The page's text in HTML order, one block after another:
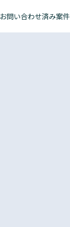
お問い合わせ済み案件